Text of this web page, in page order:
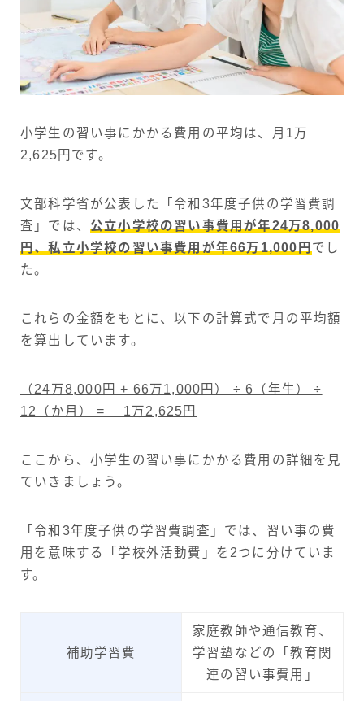
小学生の習い事にかかる費用の平均は、月1万
2,625円です。
文部科学省が公表した「令和3年度子供の学習費調
査」では、 公立小学校の習い事費用が年24万8,000
円、私立小学校の習い事費用が年66万1,000円 でし
た。
これらの金額をもとに、以下の計算式で月の平均額
を算出しています。
（24万8,000円 + 66万1,000円） ÷ 6（年生） ÷
12（か月） = 1万2,625円
ここから、小学生の習い事にかかる費用の詳細を見
ていきましょう。
「令和3年度子供の学習費調査」では、習い事の費
用を意味する「学校外活動費」を2つに分けていま
す。
補助学習費
家庭教師や通信教育、
学習塾などの「教育関
連の習い事費用」